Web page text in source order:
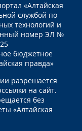
«Алтайская
службой по
технологий и
номер ЭЛ №
бюджетное
правда»
разрешается
на сайт.
без
«Алтайская